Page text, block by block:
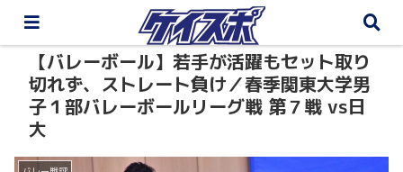
【バレーボール】若手が活躍もセット取り
切れず、ストレート負け／春季関東大学男
子１部バレーボールリーグ戦 第７戦 vs日
大